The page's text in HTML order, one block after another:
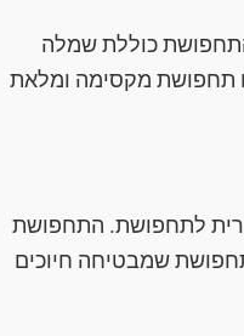
כוללת שמלה
תחפושת מקסימה ומלאת
לתחפושת. התחפושת
תחפושת שמבטיחה חיוכים